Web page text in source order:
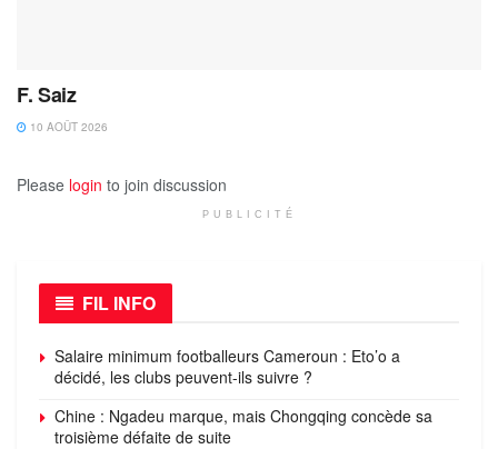
F. Saiz
10 AOÛT 2026
Please login to join discussion
PUBLICITÉ
FIL INFO
Salaire minimum footballeurs Cameroun : Eto’o a
décidé, les clubs peuvent-ils suivre ?
Chine : Ngadeu marque, mais Chongqing concède sa
troisième défaite de suite